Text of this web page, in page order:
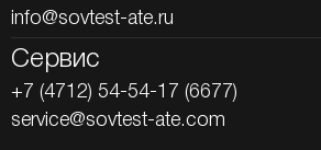
info@sovtest-ate.ru
Сервис
+7 (4712) 54-54-17 (6677)
service@sovtest-ate.com